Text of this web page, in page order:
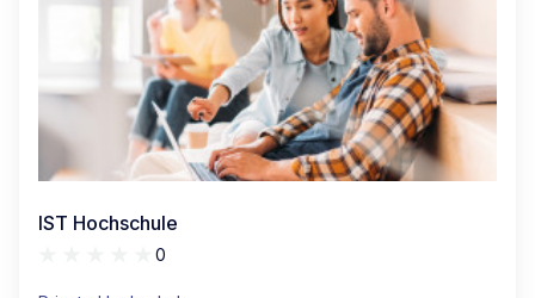
IST Hochschule
0